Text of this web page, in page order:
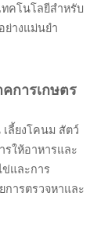
คโนโลยีสำหรับ
ย่างแม่นยำ
การเกษตร
ลี้ยงโคนม สัตว์
ให้อาหารและ
ข่และการ
ารตรวจหาและ